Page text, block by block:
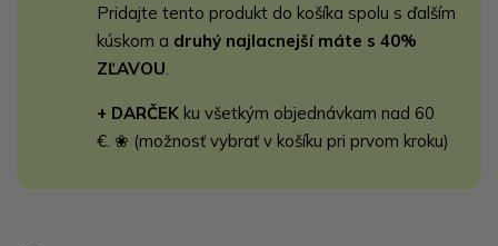
Pridajte tento produkt do košíka spolu s ďalším
kúskom a druhý najlacnejší máte s 40%
ZĽAVOU
+ DARČEK ku všetkým objednávkam nad 60
€. ❀ (možnosť vybrať v košíku pri prvom kroku)